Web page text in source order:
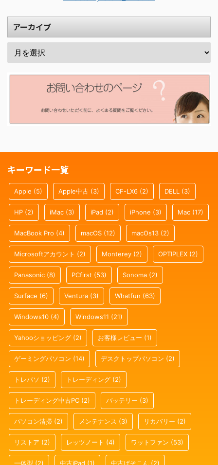
アーカイブ
キーワード一覧
Apple (5) Apple中古 (3) CF-LX6 (2) DELL (3)
HP (2) iMac (3) iPad (2) iPhone (3) Mac (17)
MacBook Pro (4) macOS (12) macOs13 (2)
Microsoftアカウント (2) Monterey (2) OPTIPLEX (2)
Panasonic (8) PCfirst (53) Sonoma (2)
Surface (6) Ventura (3) Whatfun (63)
Windows10 (4) Windows11 (21)
Yahooショッピング (2) お客様レビュー (1)
ゲーミングパソコン (14) デスクトップパソコン (2)
トレパソ (2) トレーディング (2)
トレーディング中古PC (2) バッテリー (3)
パソコン清掃 (2) メンテナンス (3) リカバリー (2)
リストア (2) レッツノート (4) ワットファン (53)
一体型 (2) 中古iPad (1) 中古ぱそこん (2)